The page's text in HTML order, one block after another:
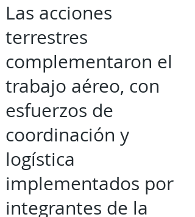
Las acciones
terrestres
complementaron el
trabajo aéreo, con
esfuerzos de
coordinación y
logística
implementados por
integrantes de la